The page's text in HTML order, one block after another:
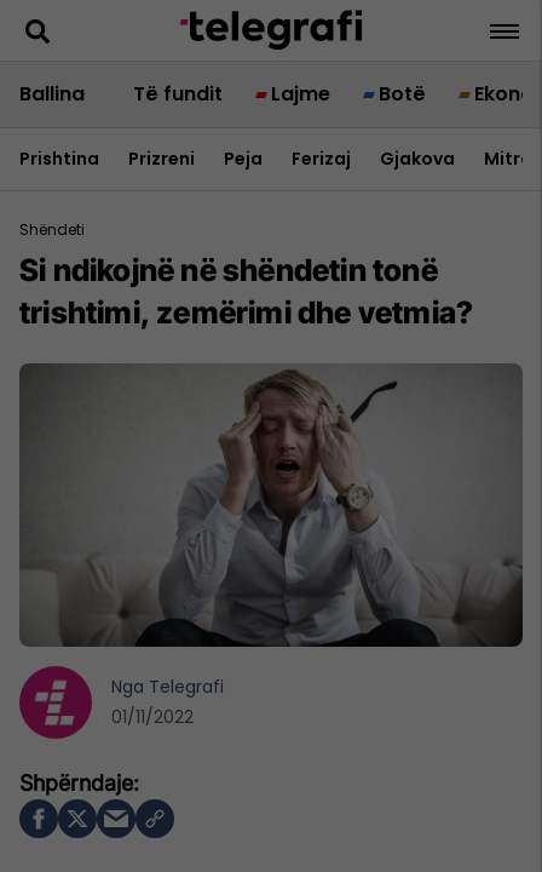
Ballina Të fundit Lajme Botë
Prishtina Prizreni Peja Ferizaj Gjakova
Shëndeti
Si ndikojnë në shëndetin tonë
trishtimi, zemërimi dhe vetmia?
Nga Telegrafi
01/11/2022